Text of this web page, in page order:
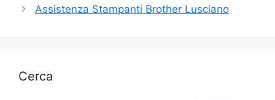
Assistenza Stampanti Brother Lusciano
Cerca